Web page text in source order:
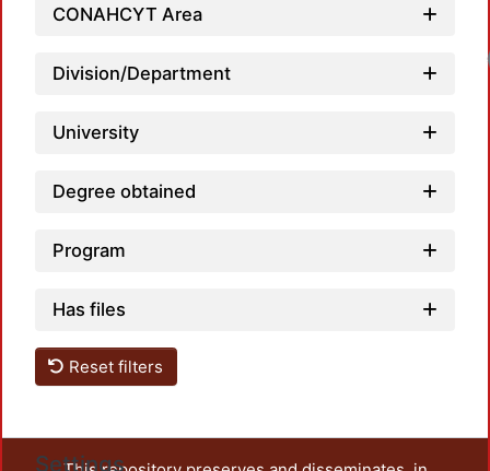
CONAHCYT Area
Division/Department
University
Degree obtained
Program
Has files
Reset filters
Settings